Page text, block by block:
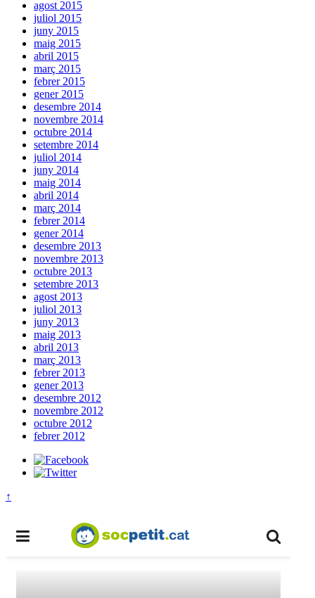
agost 2015
juliol 2015
juny 2015
maig 2015
abril 2015
març 2015
febrer 2015
gener 2015
desembre 2014
novembre 2014
octubre 2014
setembre 2014
juliol 2014
juny 2014
maig 2014
abril 2014
març 2014
febrer 2014
gener 2014
desembre 2013
novembre 2013
octubre 2013
setembre 2013
agost 2013
juliol 2013
juny 2013
maig 2013
abril 2013
març 2013
febrer 2013
gener 2013
desembre 2012
novembre 2012
octubre 2012
febrer 2012
↑